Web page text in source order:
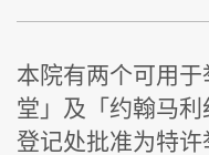
本院有两个可用
堂」及「约翰马
登记处批准为特